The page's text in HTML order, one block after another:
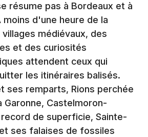
résume pas à Bordeaux et à
moins d'une heure de la
médiévaux, des
et des curiosités
attendent ceux qui
les itinéraires balisés.
ses remparts, Rions perchée
Garonne, Castelmoron-
de superficie, Sainte-
ses falaises de fossiles